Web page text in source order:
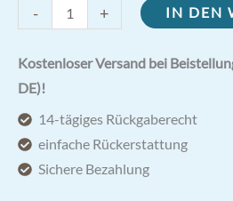
-
Brennnessel-
Walnuss
Elixier®
500ml
+ IN DEN
Kostenloser Versand bei
DE)!
14-tägiges Rückgaberecht
einfache Rückerstattung
Sichere Bezahlung